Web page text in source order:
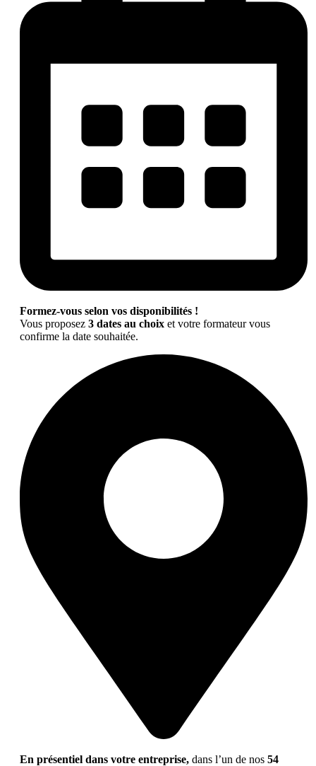
Formez-vous selon vos disponibilités !
Vous proposez 3 dates au choix et votre formateur vous
confirme la date souhaitée.
En présentiel dans votre entreprise, dans l’un de nos 54